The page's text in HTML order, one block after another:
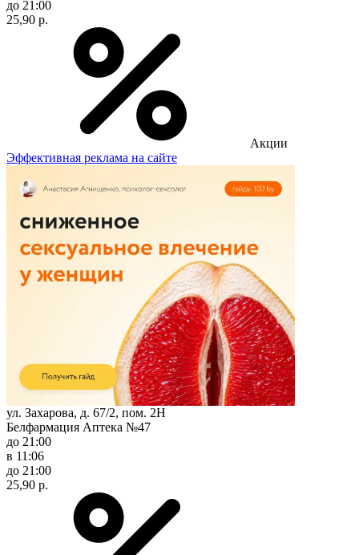
до 21:00
25,90 р.
Акции
Эффективная реклама на сайте
ул. Захарова, д. 67/2, пом. 2Н
Белфармация Аптека №47
до 21:00
в 11:06
до 21:00
25,90 р.